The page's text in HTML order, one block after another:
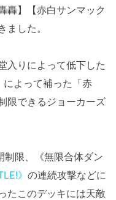
轟】【赤白サンマック
した。
入りによって低下した
よって補った「赤
限できるジョーカーズ
制限、《無限合体ダン
》 の連続攻撃などに
たこのデッキには天敵